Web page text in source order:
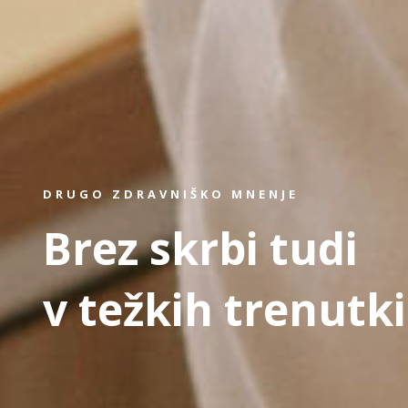
DRUGO ZDRAVNIŠKO MNENJE
Brez skrbi tudi
v težkih